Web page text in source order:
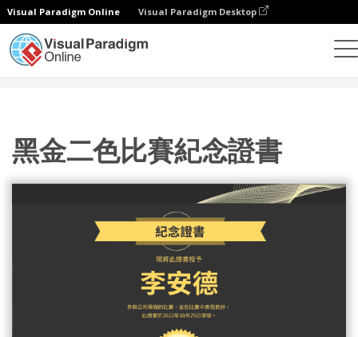
Visual Paradigm Online Visual Paradigm Desktop
黑金二色比賽紀念證書